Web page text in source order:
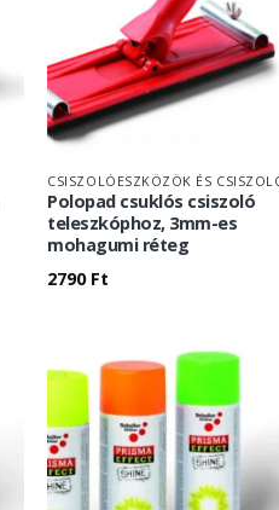
Polopad csuklós csiszoló
teleszkóphoz, 3mm-es
mohagumi réteg
2790 Ft